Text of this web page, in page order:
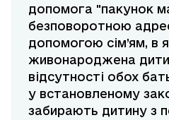
допомога "пакунок
безповоротною
допомогою сім’ям, в
живонароджена
відсутності обох
у встановленому
забирають дитину з